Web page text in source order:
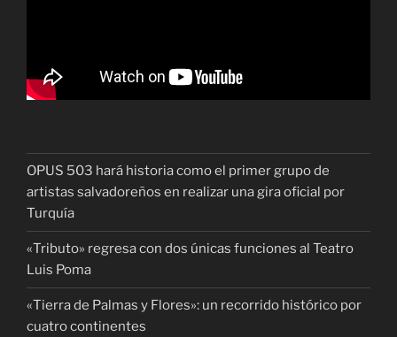
OPUS 503 hará historia como el primer grupo de
artistas salvadoreños en realizar una gira oficial por
Turquía
«Tributo» regresa con dos únicas funciones al Teatro
Luis Poma
«Tierra de Palmas y Flores»: un recorrido histórico por
cuatro continentes